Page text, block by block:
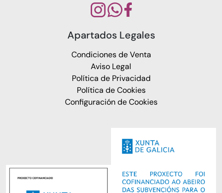
Apartados Legales
Condiciones de Venta
Aviso Legal
Política de Privacidad
Política de Cookies
Configuración de Cookies